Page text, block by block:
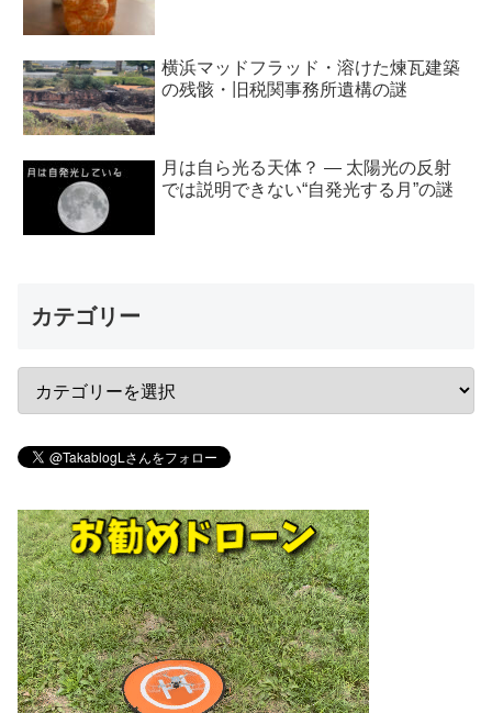
横浜マッドフラッド・溶けた煉瓦建築
の残骸・旧税関事務所遺構の謎
月は自ら光る天体？ ― 太陽光の反射
では説明できない“自発光する月”の謎
カテゴリー